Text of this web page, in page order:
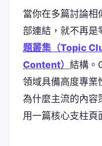
當你在多篇討論相
部連結，就不再是
題叢集（Topic
Content） 結構。
領域具備高度專業
為什麼主流的內容
用一篇核心支柱頁